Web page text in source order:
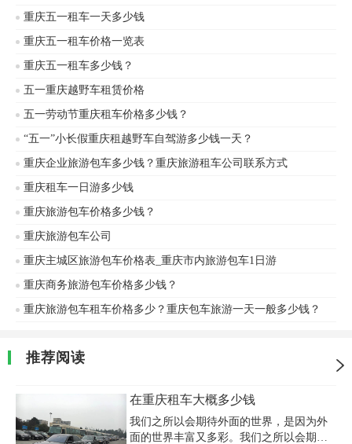
重庆五一租车一天多少钱
重庆五一租车价格一览表
重庆五一租车多少钱？
五一重庆越野车租赁价格
五一劳动节重庆租车价格多少钱？
“五一”小长假重庆租越野车自驾游多少钱一天？
重庆企业旅游包车多少钱？重庆旅游租车公司联系方式
重庆租车一日游多少钱
重庆旅游包车价格多少钱？
重庆旅游包车公司
重庆主城区旅游包车价格表_重庆市内旅游包车1日游
重庆商务旅游包车价格多少钱？
重庆旅游包车租车价格多少？重庆包车旅游一天一般多少钱？
推荐阅读
在重庆租车大概多少钱
我们之所以会期待外面的世界，是因为外
面的世界丰富又多彩。我们之所以会期待